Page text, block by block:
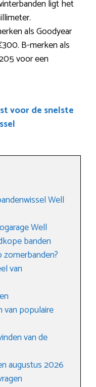
ligt het
als Goodyear
B-merken als
voor een
voor de snelste
Well
Well
banden
zomerbanden?
van
populaire
van de
augustus 2026